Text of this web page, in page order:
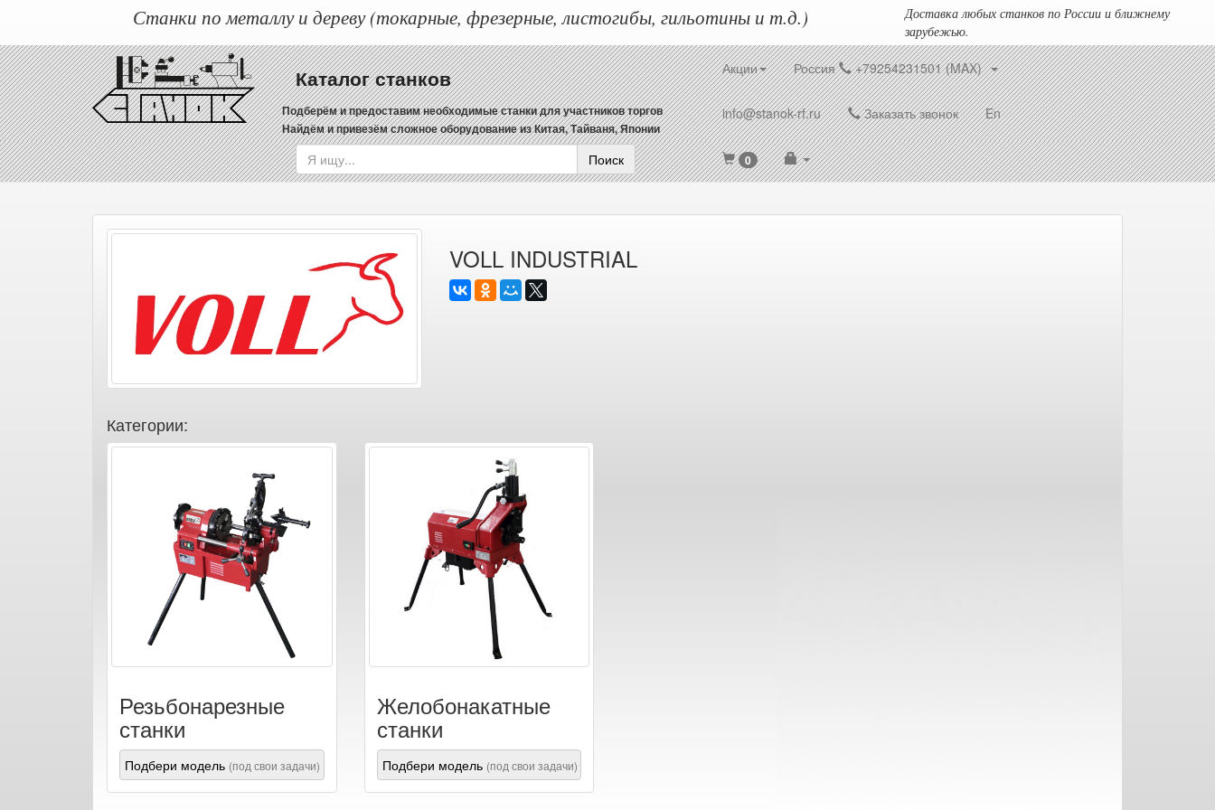
Станки по металлу и дереву (токарные, фрезерные, листогибы, гильотины и т.д.)
Доставка любых станков по России и ближнему
зарубежью.
Каталог станков
Подберём и предоставим необходимые станки для участников торгов
Найдём и привезём сложное оборудование из Китая, Тайваня, Японии
Поиск
Акции Россия +79254231501 (MAX)
info@stanok-rf.ru Заказать звонок En
0
VOLL INDUSTRIAL
Категории:
Резьбонарезные
станки
Подбери модель (под свои задачи)
Желобонакатные
станки
Подбери модель (под свои задачи)